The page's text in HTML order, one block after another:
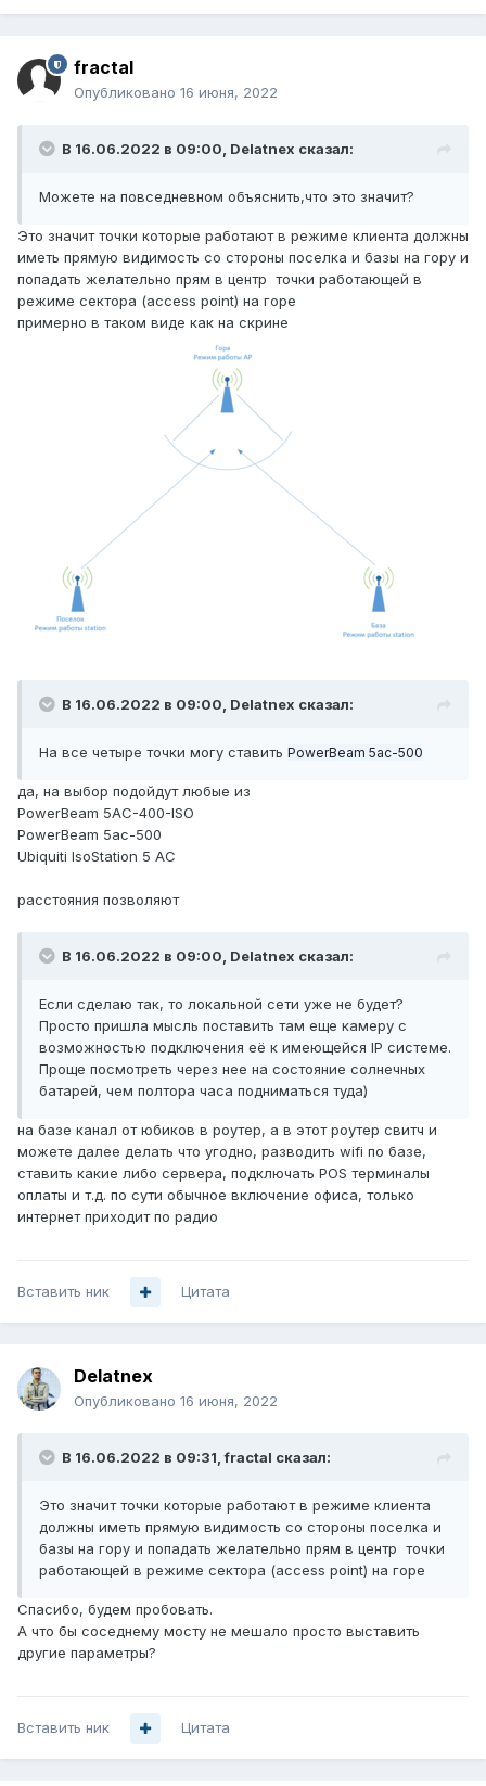
fractal
Опубликовано 16 июня, 2022
В 16.06.2022 в 09:00, Delatnex сказал:
Можете на повседневном объяснить,что это значит?
Это значит точки которые работают в режиме клиента должны
иметь прямую видимость со стороны поселка и базы на гору и
попадать желательно прям в центр точки работающей в
режиме сектора (access point) на горе
примерно в таком виде как на скрине
В 16.06.2022 в 09:00, Delatnex сказал:
На все четыре точки могу ставить PowerBeam 5ac-500
да, на выбор подойдут любые из
PowerBeam 5AC-400-ISO
PowerBeam 5ac-500
Ubiquiti IsoStation 5 AC
расстояния позволяют
В 16.06.2022 в 09:00, Delatnex сказал:
Если сделаю так, то локальной сети уже не будет?
Просто пришла мысль поставить там еще камеру с
возможностью подключения её к имеющейся IP системе.
Проще посмотреть через нее на состояние солнечных
батарей, чем полтора часа подниматься туда)
на базе канал от юбиков в роутер, а в этот роутер свитч и
можете далее делать что угодно, разводить wifi по базе,
ставить какие либо сервера, подключать POS терминалы
оплаты и т.д. по сути обычное включение офиса, только
интернет приходит по радио
Вставить ник Цитата
Delatnex
Опубликовано 16 июня, 2022
В 16.06.2022 в 09:31,fractal сказал:
Это значит точки которые работают в режиме клиента
должны иметь прямую видимость со стороны поселка и
базы на гору и попадать желательно прям в центр точки
работающей в режиме сектора (access point) на горе
Спасибо, будем пробовать.
А что бы соседнему мосту не мешало просто выставить
другие параметры?
Вставить ник Цитата